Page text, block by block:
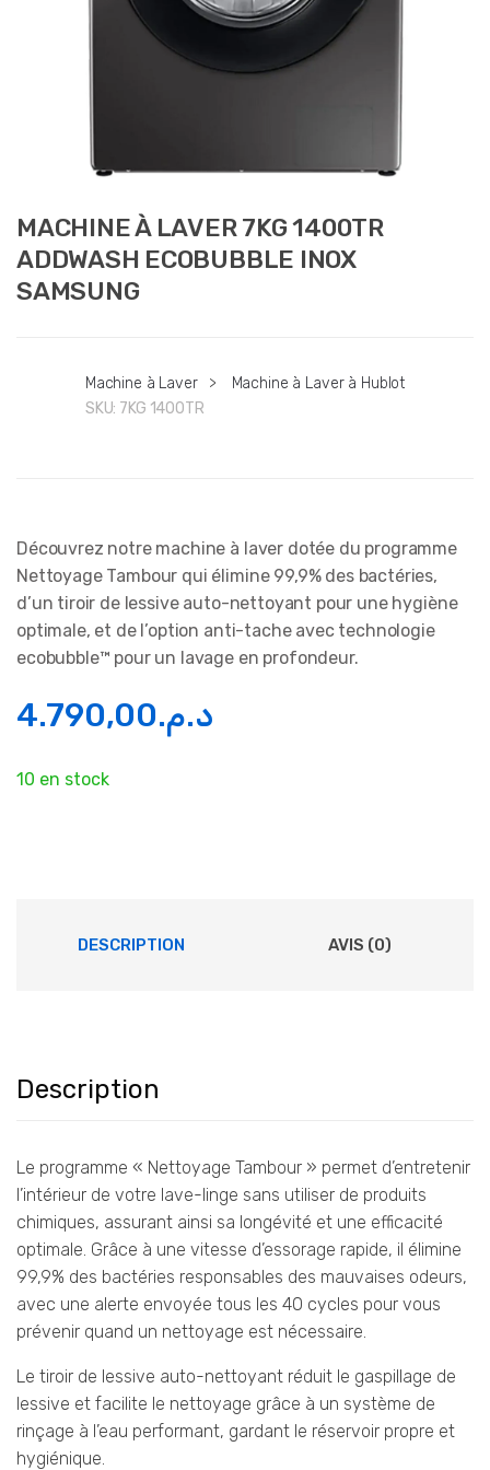
MACHINE À LAVER 7KG 1400TR
ADDWASH ECOBUBBLE INOX
SAMSUNG
Machine à Laver >
Machine à Laver à Hublot
SKU: 7KG 1400TR
Découvrez notre machine à laver dotée du programme
Nettoyage Tambour qui élimine 99,9% des bactéries,
d’un tiroir de lessive auto-nettoyant pour une hygiène
optimale, et de l’option anti-tache avec technologie
ecobubble™ pour un lavage en profondeur.
د.م.4.790,00
10 en stock
DESCRIPTION AVIS (0)
Description
Le programme « Nettoyage Tambour » permet d’entretenir
l’intérieur de votre lave-linge sans utiliser de produits
chimiques, assurant ainsi sa longévité et une efficacité
optimale. Grâce à une vitesse d’essorage rapide, il élimine
99,9% des bactéries responsables des mauvaises odeurs,
avec une alerte envoyée tous les 40 cycles pour vous
prévenir quand un nettoyage est nécessaire.
Le tiroir de lessive auto-nettoyant réduit le gaspillage de
lessive et facilite le nettoyage grâce à un système de
rinçage à l’eau performant, gardant le réservoir propre et
hygiénique.